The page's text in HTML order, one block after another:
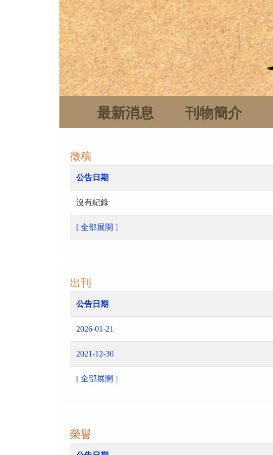
最新消息 刊物簡介
徵稿
公告日期
沒有紀錄
[ 全部展開 ]
出刊
公告日期
2026-01-21
2021-12-30
[ 全部展開 ]
榮譽